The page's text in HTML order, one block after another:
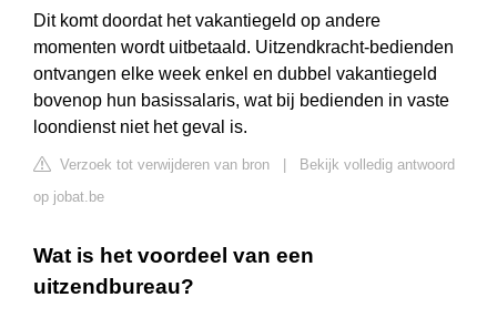
Dit komt doordat het vakantiegeld op andere
momenten wordt uitbetaald. Uitzendkracht-bedienden
ontvangen elke week enkel en dubbel vakantiegeld
bovenop hun basissalaris, wat bij bedienden in vaste
loondienst niet het geval is.
Verzoek tot verwijderen van bron
Bekijk volledig antwoord
op jobat.be
Wat is het voordeel van een
uitzendbureau?